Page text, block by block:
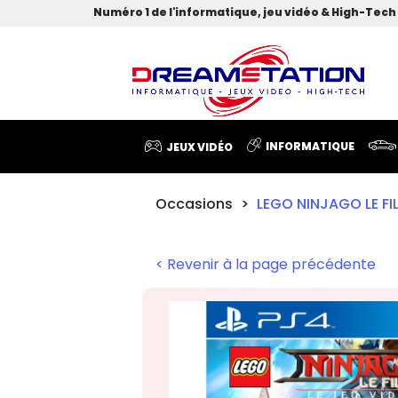
Numéro 1 de l'informatique, jeu vidéo & High-Tech
JEUX VIDÉO INFORMATIQUE
Occasions LEGO NINJAGO LE
< Revenir à la page précédente